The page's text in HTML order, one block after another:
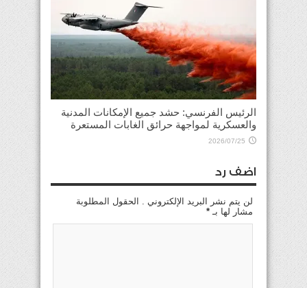
الرئيس الفرنسي: حشد جميع الإمكانات المدنية
والعسكرية لمواجهة حرائق الغابات المستعرة
2026/07/25
اضف رد
لن يتم نشر البريد الإلكتروني . الحقول المطلوبة
مشار لها بـ *